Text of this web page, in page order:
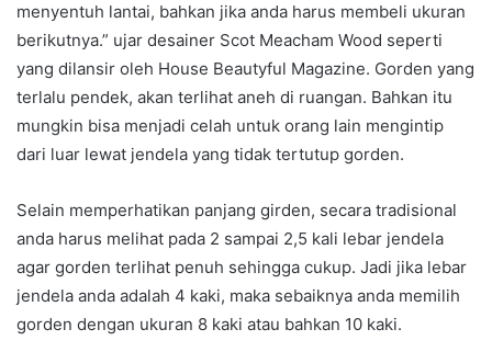
menyentuh lantai, bahkan jika anda harus membeli ukuran
berikutnya.” ujar desainer Scot Meacham Wood seperti
yang dilansir oleh House Beautyful Magazine. Gorden yang
terlalu pendek, akan terlihat aneh di ruangan. Bahkan itu
mungkin bisa menjadi celah untuk orang lain mengintip
dari luar lewat jendela yang tidak tertutup gorden.
Selain memperhatikan panjang girden, secara tradisional
anda harus melihat pada 2 sampai 2,5 kali lebar jendela
agar gorden terlihat penuh sehingga cukup. Jadi jika lebar
jendela anda adalah 4 kaki, maka sebaiknya anda memilih
gorden dengan ukuran 8 kaki atau bahkan 10 kaki.